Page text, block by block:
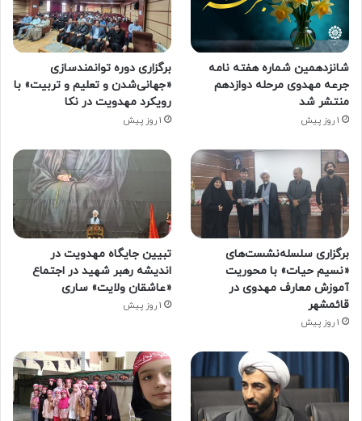
شانزدهمین شماره هفته‌ نامه
جرعه مهدوی مرحله دوازدهم
منتشر شد
1 روز پیش
برگزاری دوره توانمندسازی
«جهانی‌شدن و تعلیم و تربیت» با
رویکرد مهدویت در نکا
1 روز پیش
برگزاری سلسله‌نشست‌های
«نسیم حیات» با محوریت
آموزش معارف مهدوی در
قائمشهر
1 روز پیش
تبیین جایگاه مهدویت در
اندیشه رهبر شهید در اجتماع
«عاشقان ولایت» ساری
1 روز پیش